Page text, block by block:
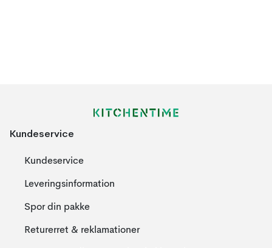
Kundeservice
Kundeservice
Leveringsinformation
Spor din pakke
Returerret & reklamationer